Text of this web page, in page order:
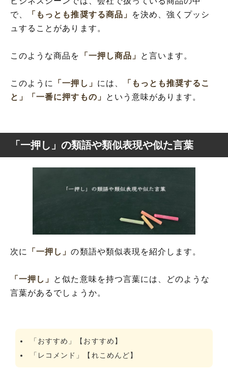
で、
「もっとも推奨する商品」
を決め、強くプッシ
ュすることがあります。
このような商品を 「一押し商品」 と言います。
このように 「一押し」 には、
「もっとも推奨するこ
と」
「一番に押すもの」 という意味があります。
「一押し」の類語や類似表現や似た言葉
次に 「一押し」の類語や類似表現を紹介します。
「一押し」 と似た意味を持つ言葉には、どのような
言葉があるでしょうか。
「おすすめ」【おすすめ】
「レコメンド」【れこめんど】